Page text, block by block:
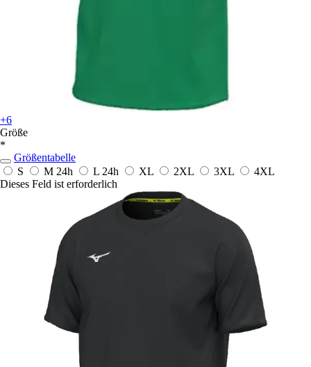
+6
Größe
*
Größentabelle
S
M 24h L 24h XL 2XL 3XL
4XL
Dieses Feld ist erforderlich